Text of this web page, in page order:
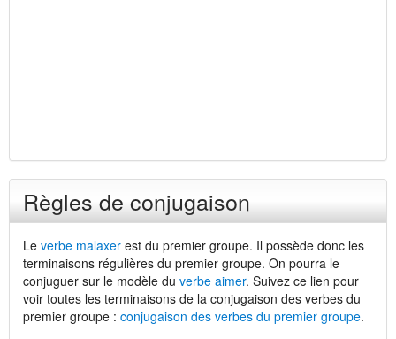
Règles de conjugaison
Le verbe malaxer est du premier groupe. Il possède donc les
terminaisons régulières du premier groupe. On pourra le
conjuguer sur le modèle du verbe aimer. Suivez ce lien pour
voir toutes les terminaisons de la conjugaison des verbes du
premier groupe : conjugaison des verbes du premier groupe.